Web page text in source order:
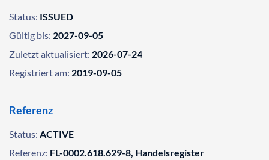
Status: ISSUED
Gültig bis: 2027-09-05
Zuletzt aktualisiert: 2026-07-24
Registriert am: 2019-09-05
Referenz
Status: ACTIVE
Referenz: FL-0002.618.629-8, Handelsregister